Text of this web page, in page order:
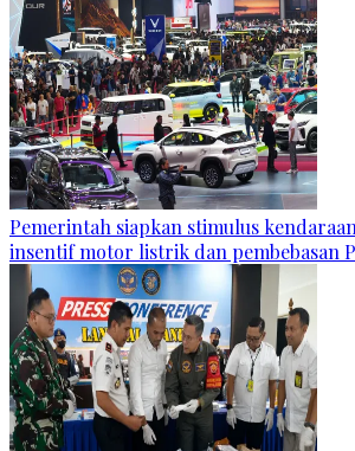
Pemerintah siapkan stimulus
insentif motor listrik dan pembebasan